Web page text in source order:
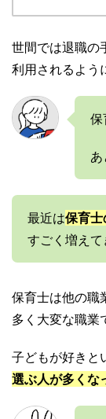
世間では退職の
利用されるよう
保
最近は保育
すごく増えて
保育士は他の職
多く大変な職業
子どもが好きと
選ぶ人が多くな